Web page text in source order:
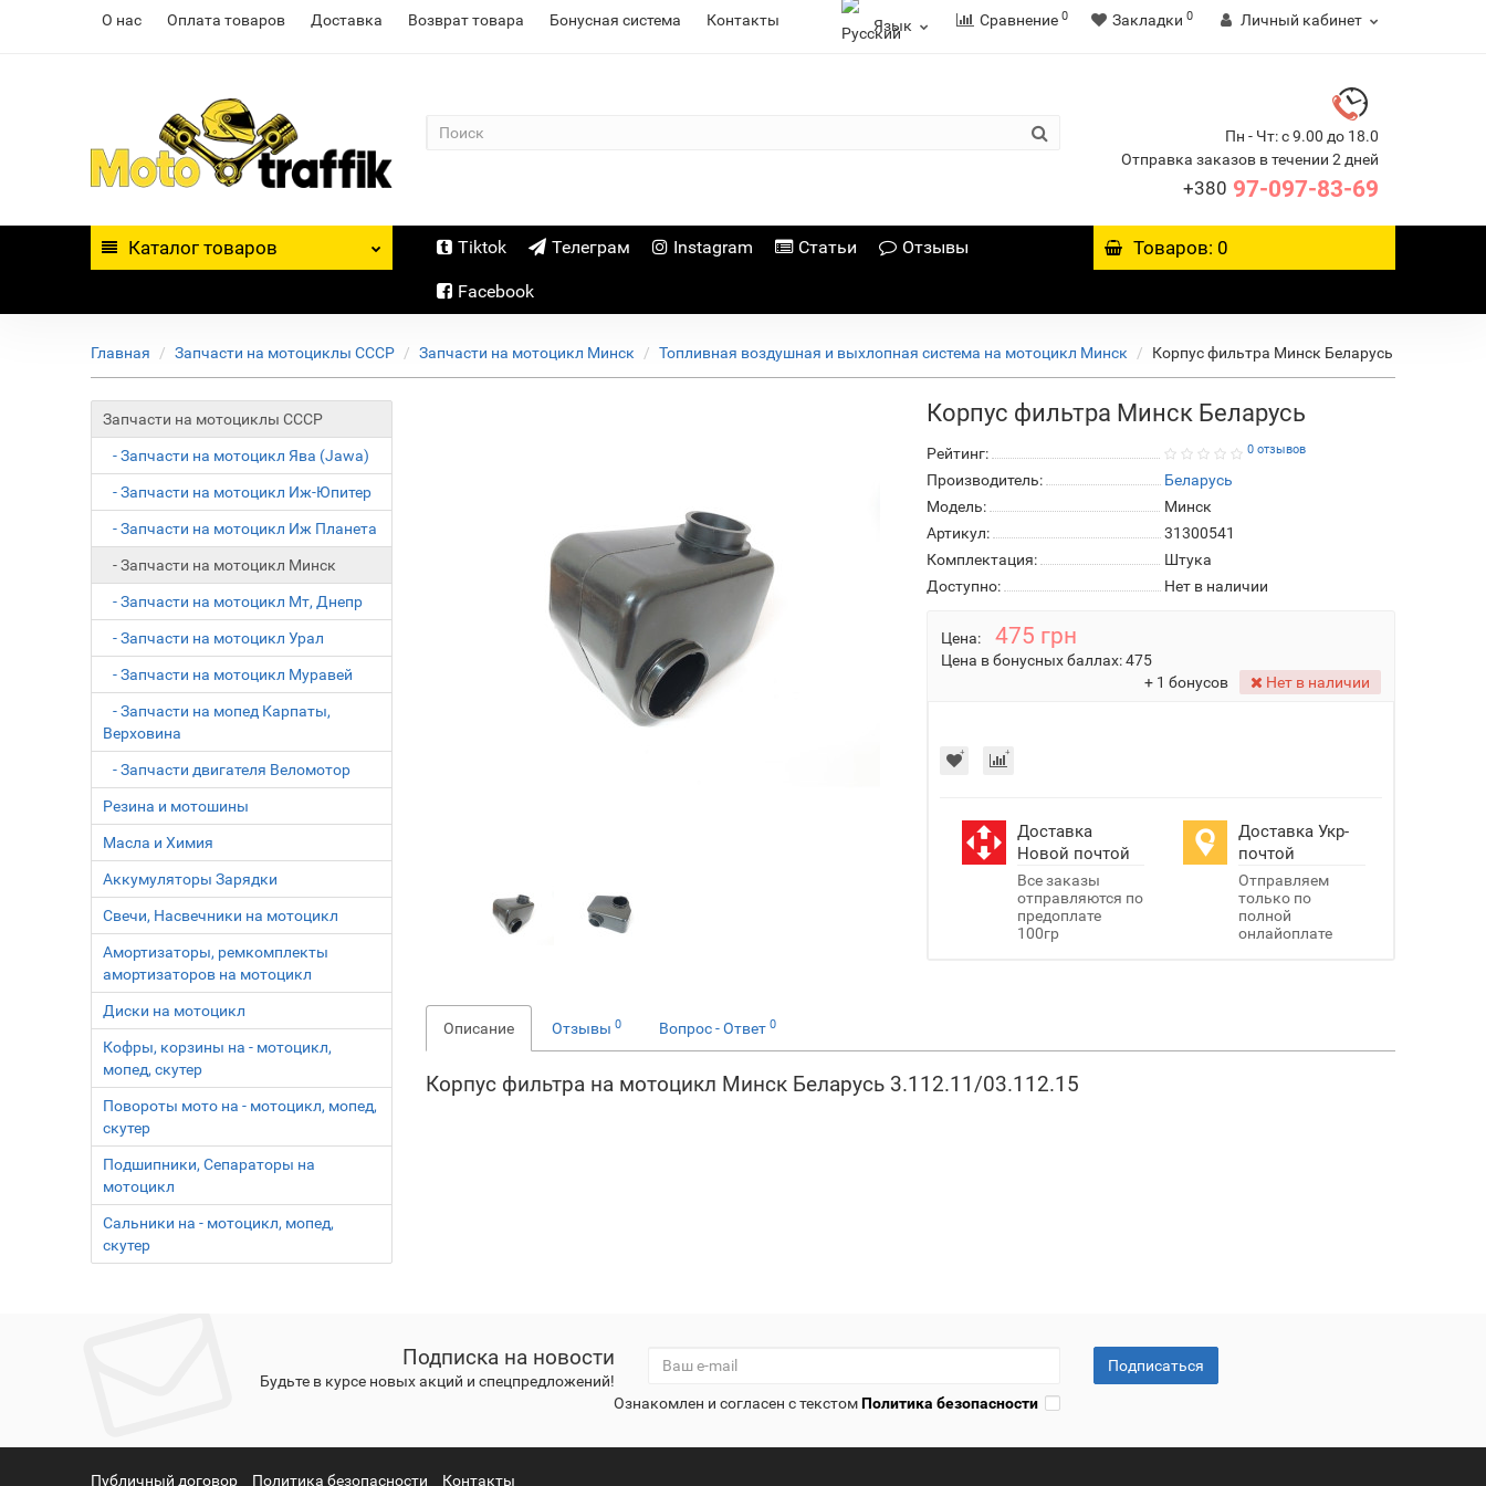
О нас Оплата товаров Доставка Возврат товара Бонусная система Контакты Язык Сравнение 0 Закладки 0 Личный кабинет
Пн - Чт: с 9.00 до 18.0
Отправка заказов в течении 2 дней
+380 97-097-83-69
Каталог товаров Tiktok Телеграм Instagram Статьи Отзывы
Facebook
Товаров: 0
Главная Запчасти на мотоциклы СССР Запчасти на мотоцикл Минск Топливная воздушная и выхлопная система на мотоцикл Минск Корпус фильтра Минск Беларусь
Запчасти на мотоциклы СССР
- Запчасти на мотоцикл Ява (Jawa)
- Запчасти на мотоцикл Иж-Юпитер
- Запчасти на мотоцикл Иж Планета
- Запчасти на мотоцикл Минск
- Запчасти на мотоцикл Мт, Днепр
- Запчасти на мотоцикл Урал
- Запчасти на мотоцикл Муравей
- Запчасти на мопед Карпаты,
Верховина
- Запчасти двигателя Веломотор
Резина и мотошины
Масла и Химия
Аккумуляторы Зарядки
Свечи, Насвечники на мотоцикл
Амортизаторы, ремкомплекты
амортизаторов на мотоцикл
Диски на мотоцикл
Кофры, корзины на - мотоцикл,
мопед, скутер
Повороты мото на - мотоцикл, мопед,
скутер
Подшипники, Сепараторы на
мотоцикл
Сальники на - мотоцикл, мопед,
скутер
Корпус фильтра Минск Беларусь
Рейтинг: 0 отзывов
Производитель:
Беларусь
Модель:
Минск
Артикул:
31300541
Комплектация:
Штука
Доступно:
Нет в наличии
Цена: 475 грн
Цена в бонусных баллах:475
+ 1 бонусов
Нет в наличии
Доставка
Новой почтой
Все заказы
отправляются по
предоплате
100гр
Доставка Укр-
почтой
Отправляем
только по
полной
онлайоплате
Описание Отзывы 0 Вопрос - Ответ 0
Корпус фильтра на мотоцикл Минск Беларусь 3.112.11/03.112.15
Подписка на новости
Будьте в курсе новых акций и спецпредложений!
Подписаться
Ознакомлен и согласен с текстомПолитика безопасности
Публичный договор Политика безопасности Контакты